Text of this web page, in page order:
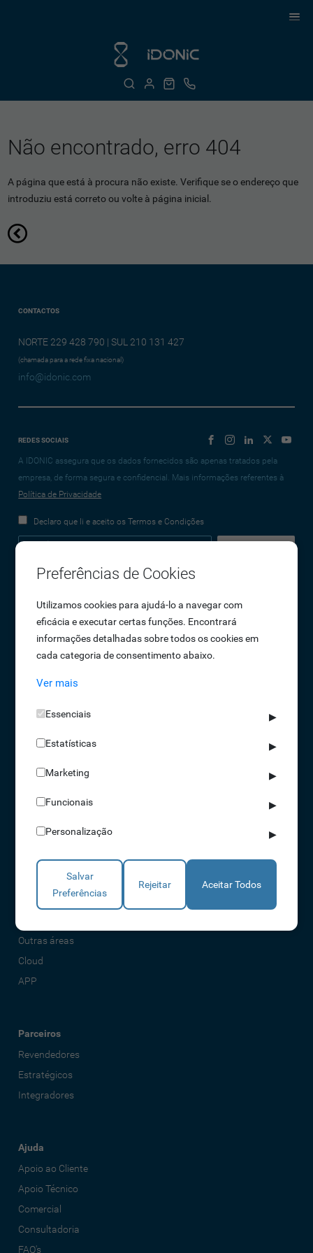
Não encontrado, erro 404
A página que está à procura não existe. Verifique se o endereço que
introduziu está correto ou volte à página inicial.
CONTACTOS
NORTE 229 428 790 | SUL 210 131 427
(chamada para a rede fixa nacional)
info@idonic.com
REDES SOCIAIS
A IDONIC assegura que os dados fornecidos são apenas tratados pela
empresa, de forma segura e confidencial. Mais informações referentes à
Política de Privacidade
Declaro que li e aceito os Termos e Condições
Empresa
Sobre Nós
Oportunidades de Emprego
Termos e Condições
Política de Privacidade
Livro de reclamações
Soluções
Acessos
Torniquetes
Parques Auto
Rondas e Serviços
Outras áreas
Cloud
APP
Parceiros
Revendedores
Estratégicos
Integradores
Ajuda
Apoio ao Cliente
Apoio Técnico
Comercial
Consultadoria
FAQ's
Preferências de Cookies
Utilizamos cookies para ajudá-lo a navegar com
eficácia e executar certas funções. Encontrará
informações detalhadas sobre todos os cookies em
cada categoria de consentimento abaixo.
Ver mais
Essenciais ▶
Estatísticas ▶
Marketing ▶
Funcionais ▶
Personalização ▶
Salvar
Preferências
Rejeitar Aceitar Todos